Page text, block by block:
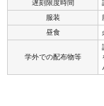
遅刻限度時間
服装
昼食
学外での配布物等